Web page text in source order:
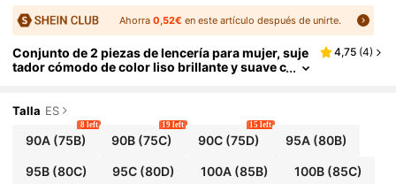
Ahorra0,52€ en este artículo después de unirte.
Conjunto de 2 piezas de lencería para mujer, suje
tador cómodo de color liso brillante y suave c
ano
4,75 (4)
Talla ES
90A(75B)
8 left
90B (75C)
19 left
90C(75D)
15 left
95A(80B)
95B(80C) 95C (80D) 100A(85B) 100B(85C)